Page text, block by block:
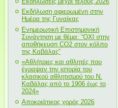
Εκδήλωση αφιερωμένη στην
Ημέρα της Γυναίκας
Ενημερωτική Επιστημονική
Συνάντηση με θέμα: “ΟΧΙ στην
αποθήκευση CO2 στον κόλπο
της Καβάλας”
«Αθλήτριες και αθλητές που
έγραψαν την ιστορία του
κλασικού αθλητισμού του Ν.
Καβάλας από το 1906 έως το
2024»
Αποκριάτικος χορός 2026